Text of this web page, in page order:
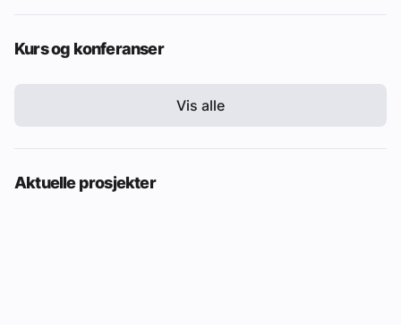
Kurs og konferanser
Vis alle
Aktuelle prosjekter